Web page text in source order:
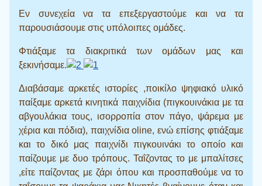
Εν συνεχεία να τα επεξεργαστούμε και να τα
παρουσιάσουμε στις υπόλοιπες ομάδες.
Φτιάξαμε τα διακριτικά των ομάδων μας και
ξεκινήσαμε.
Διαβάσαμε αρκετές ιστορίες ,ποικίλο ψηφιακό υλικό
παίξαμε αρκετά κινητικά παιχνίδια (πιγκουινάκια με τα
αβγουλάκια τους, ισορροπία στον πάγο, ψάρεμα με
χέρια και πόδια), παιχνίδιαoline, ενώ επίσης φτιάξαμε
και το δικό μας παιχνίδι πιγκουινάκι το οποίο και
παίζουμε με δυο τρόπους. Ταΐζοντας το με μπαλίτσες
,είτε παίζοντας με ζάρι όπου και προσπαθούμε να το